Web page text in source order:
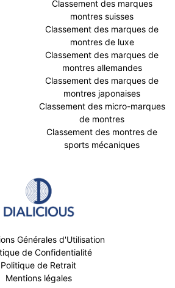
Classement des marques
montres suisses
Classement des marques de
montres de luxe
Classement des marques de
montres allemandes
Classement des marques de
montres japonaises
Classement des micro-marques
de montres
Classement des montres de
sports mécaniques
Générales d'Utilisation
de Confidentialité
Politique de Retrait
Mentions légales